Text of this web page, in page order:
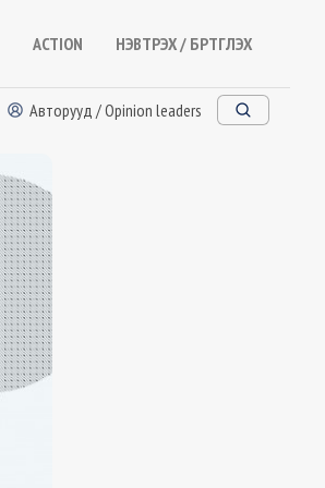
ACTION НЭВТРЭХ / БҮРТГҮҮЛЭХ
Авторууд / Opinion leaders